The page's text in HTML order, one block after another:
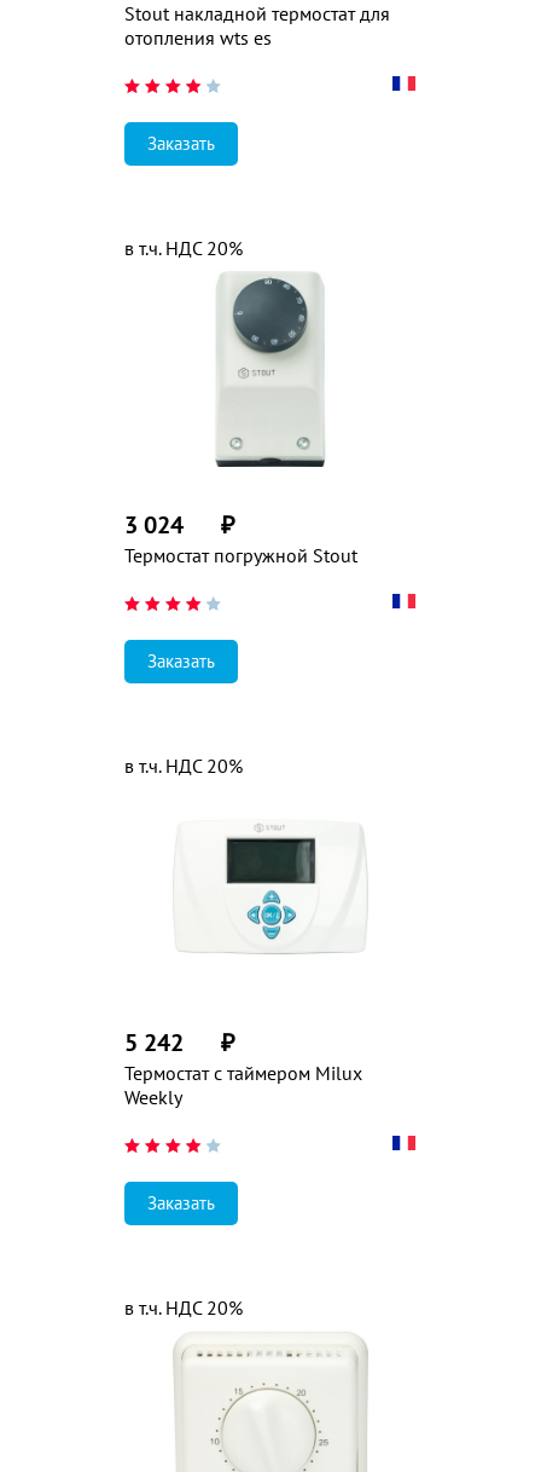
Stout накладной термостат для
отопления wts es
Заказать
Термостат погружной Stout
3 024 ₽
в т.ч. НДС 20%
Заказать
Термостат с таймером Milux
Weekly
5 242 ₽
в т.ч. НДС 20%
Заказать
в т.ч. НДС 20%